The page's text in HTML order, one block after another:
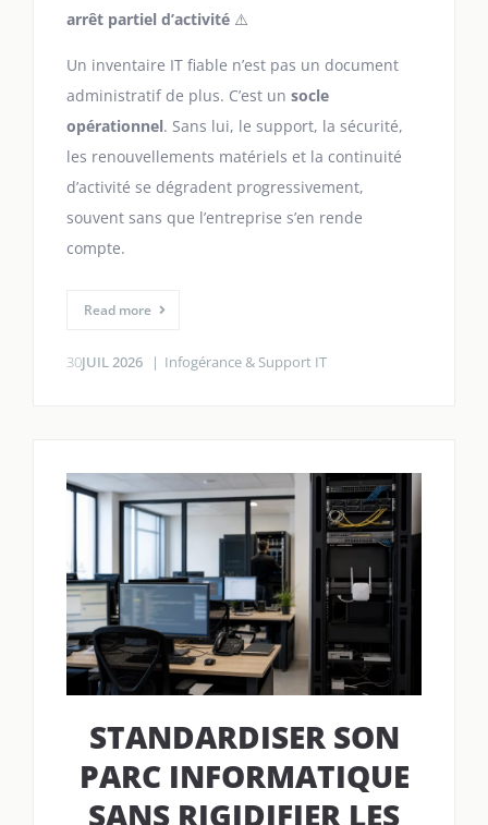
arrêt partiel d’activité ⚠️
Un inventaire IT fiable n’est pas un document
administratif de plus. C’est un socle
opérationnel. Sans lui, le support, la sécurité,
les renouvellements matériels et la continuité
d’activité se dégradent progressivement,
souvent sans que l’entreprise s’en rende
compte.
Read more
30JUIL 2026 Infogérance & Support IT
STANDARDISER SON
PARC INFORMATIQUE
SANS RIGIDIFIER LES